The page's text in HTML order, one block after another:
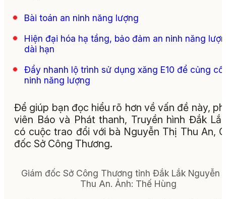
Bài toán an ninh năng lượng
Hiện đại hóa hạ tầng, bảo đảm an ninh năng
dài hạn
Đẩy nhanh lộ trình sử dụng xăng E10 để củng cố
ninh năng lượng
Để giúp bạn đọc hiểu rõ hơn về vấn đề này,
viên Báo và Phát thanh, Truyền hình Đắk
có cuộc trao đổi với bà Nguyễn Thị Thu An,
đốc Sở Công Thương.
Giám đốc Sở Công Thương tỉnh Đắk Lắk Nguyễn
Thu An. Ảnh: Thế Hùng